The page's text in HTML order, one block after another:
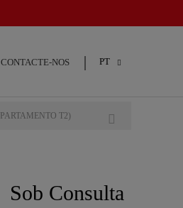
PT 
CONTACTE-NOS
Sob Consulta